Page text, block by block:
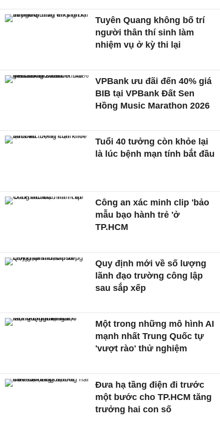
Tuyên Quang không bố trí
người thân thí sinh làm
nhiệm vụ ở kỳ thi lại
VPBank ưu đãi đến 40% giá
BIB tại VPBank Đất Sen
Hồng Music Marathon 2026
Tuổi 40 tưởng còn khỏe lại
là lúc bệnh mạn tính bắt đầu
Công an xác minh clip 'bảo
mẫu bạo hành trẻ 'ở
TP.HCM
Quy định mới về số lượng
lãnh đạo trường công lập
sau sắp xếp
Một trong những mô hình AI
mạnh nhất Trung Quốc tự
'vượt rào' thử nghiệm
Đưa hạ tầng điện đi trước
một bước cho TP.HCM tăng
trưởng hai con số